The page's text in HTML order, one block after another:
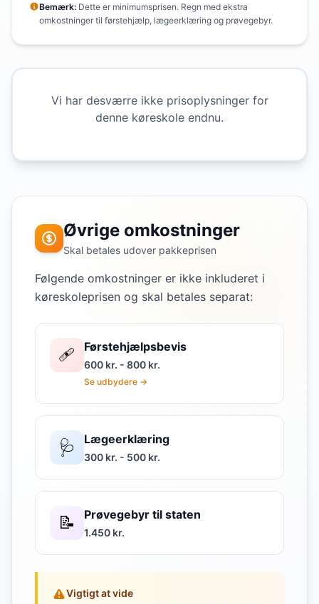
Bemærk: Dette er minimumsprisen. Regn med ekstra
omkostninger til førstehjælp, lægeerklæring og prøvegebyr.
Vi har desværre ikke prisoplysninger for
denne køreskole endnu.
Øvrige omkostninger
Skal betales udover pakkeprisen
Følgende omkostninger er ikke inkluderet i
køreskoleprisen og skal betales separat:
🩹 Førstehjælpsbevis
600 kr. - 800 kr.
Se udbydere →
🩺 Lægeerklæring
300 kr. - 500 kr.
📝 Prøvegebyr til staten
1.450 kr.
Vigtigt at vide